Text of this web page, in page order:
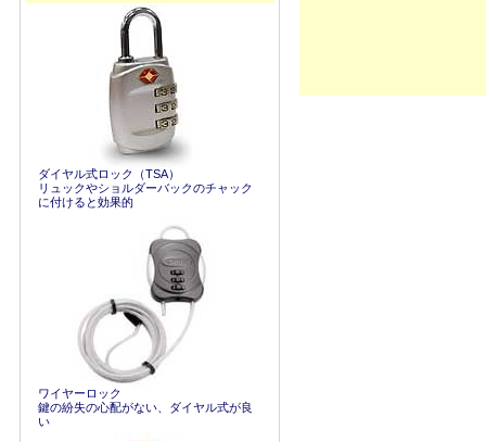
ダイヤル式ロック（TSA）
リュックやショルダーバックのチャック
に付けると効果的
ワイヤーロック
鍵の紛失の心配がない、ダイヤル式が良
い